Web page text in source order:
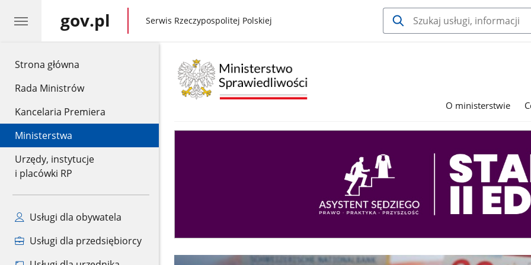
Strona główna
Rada Ministrów
Kancelaria Premiera
Ministerstwa
Urzędy, instytucje
i placówki RP
Usługi dla obywatela
Usługi dla przedsiębiorcy
gov.pl gov.pl
Serwis Rzeczypospolitej Polskiej
O ministerstwie